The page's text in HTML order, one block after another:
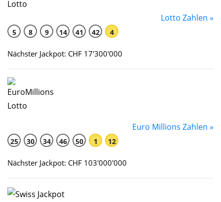
Lotto Zahlen »
5 8 9 14 41 42 4
Nächster Jackpot: CHF 17'300'000
Euro Millions Zahlen »
25 30 34 46 50 1 12
Nächster Jackpot: CHF 103'000'000